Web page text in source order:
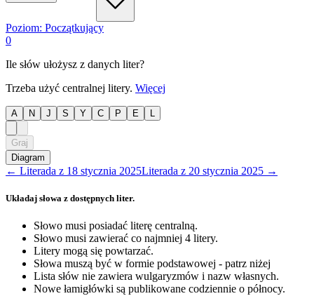
Poziom: Początkujący
0
Ile słów ułożysz z danych liter?
Trzeba użyć centralnej litery. Więcej
A N J S Y C P E
Graj
Diagram
← Literada z 18 stycznia 2025Literada z 20 stycznia 2025 →
Układaj słowa z dostępnych liter.
Słowo musi posiadać literę centralną.
Słowo musi zawierać co najmniej 4 litery.
Litery mogą się powtarzać.
Słowa muszą być w formie podstawowej - patrz niżej
Lista słów nie zawiera wulgaryzmów i nazw własnych.
Nowe łamigłówki są publikowane codziennie o północy.